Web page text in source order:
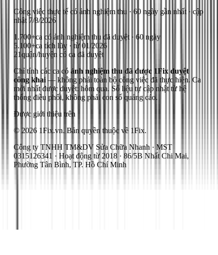
Công việc thực tế có ảnh nghiệm thu · 60 ngày gần nhất · cập
nhật 7/8/2026
1.700+ca có ảnh nghiệm thu đã duyệt · 60 ngày
5.100+ca tích lũy · từ 01/2026
21quận/huyện có ca đã duyệt
Chỉ tính các ca có ảnh nghiệm thu đã được 1Fix duyệt
công khai — không phải toàn bộ công việc đã thực hiện. Ca
mới nhất được duyệt: hôm qua. Số liệu tự cập nhật từ hệ
thống điều phối, không phải con số quảng cáo.
Được giới thiệu trên
© 2026 1Fix.vn. Bản quyền thuộc về 1Fix.
Công ty TNHH TM&DV Sửa Chữa Nhanh · MST
0315126341 · Hoạt động từ 2018 · 86/5B Nhất Chi Mai,
Phường Tân Bình, TP. Hồ Chí Minh